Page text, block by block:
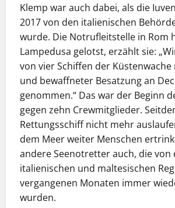
Klemp war auch dabei, als die
2017 von den italienischen
wurde. Die Notrufleitstelle in Rom
Lampedusa gelotst, erzählt sie:
von vier Schiffen der
und bewaffneter Besatzung an
genommen.“ Das war der Beginn
gegen zehn Crewmitglieder.
Rettungsschiff nicht mehr
dem Meer weiter Menschen
andere Seenotretter auch, die von
italienischen und maltesischen
vergangenen Monaten immer
wurden.